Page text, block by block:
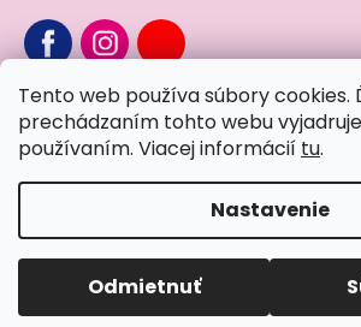
Tento web používa súbory cookies.
prechádzaním tohto webu
používaním. Viacej informácií tu.
Nastavenie
Odmietnuť
Chcete sa nás na
Napíšte nám
Copyright 2026Little Angel® .